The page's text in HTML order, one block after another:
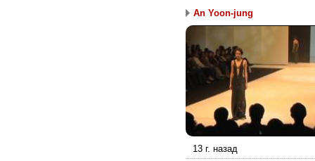
An Yoon-jung
13 г. назад